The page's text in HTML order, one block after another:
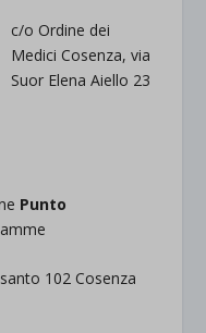
c/o Ordine dei
Medici Cosenza, via
Suor Elena Aiello 23
Punto
102 Cosenza